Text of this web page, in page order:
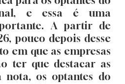
e essa é uma
A partir de
pouco depois desse
em que as empresas
ter que destacar as
nota, os optantes do